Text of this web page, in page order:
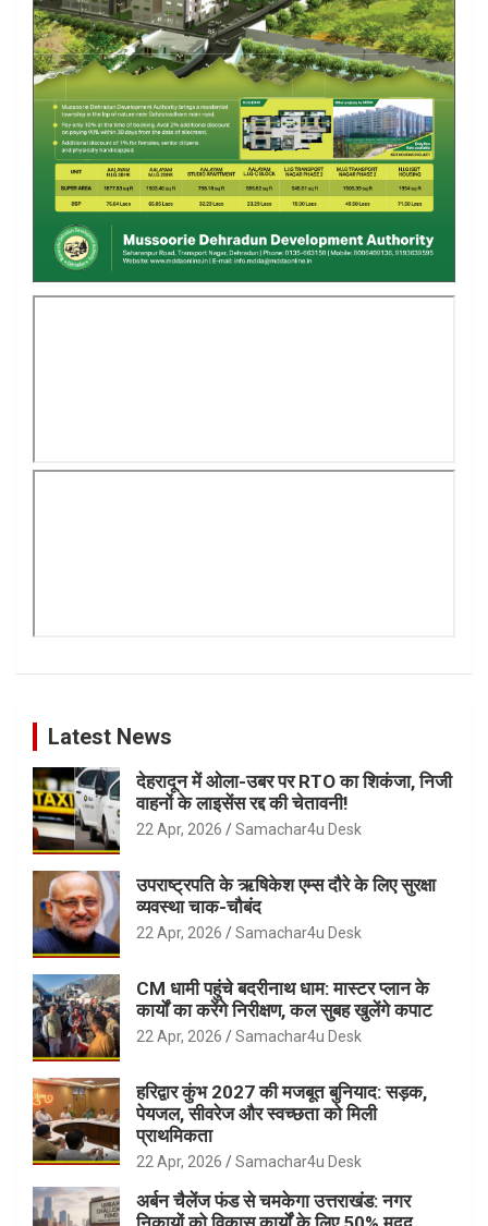
Latest News
देहरादून में ओला-उबर पर RTO का शिकंजा, निजी
वाहनों के लाइसेंस रद्द की चेतावनी!
22 Apr, 2026 Samachar4u Desk
उपराष्ट्रपति के ऋषिकेश एम्स दौरे के लिए सुरक्षा
व्यवस्था चाक-चौबंद
22 Apr, 2026 Samachar4u Desk
CM धामी पहुंचे बदरीनाथ धाम: मास्टर प्लान के
कार्यों का करेंगे निरीक्षण, कल सुबह खुलेंगे कपाट
22 Apr, 2026 Samachar4u Desk
हरिद्वार कुंभ 2027 की मजबूत बुनियाद: सड़क,
पेयजल, सीवरेज और स्वच्छता को मिली
प्राथमिकता
22 Apr, 2026 Samachar4u Desk
अर्बन चैलेंज फंड से चमकेगा उत्तराखंड: नगर